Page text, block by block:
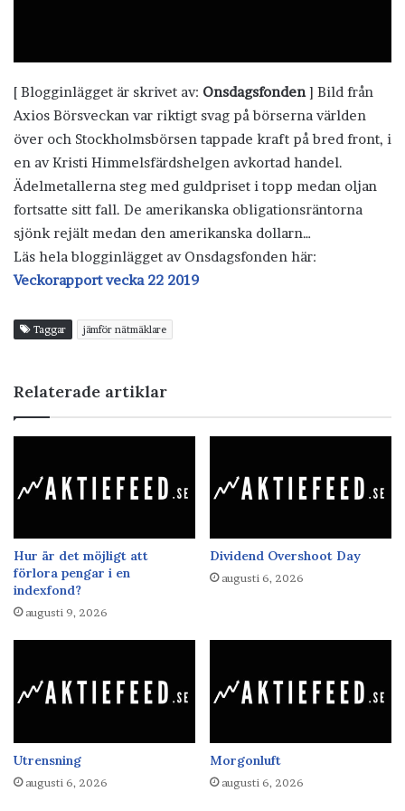
[ Blogginlägget är skrivet av: Onsdagsfonden] Bild från
Axios Börsveckan var riktigt svag på börserna världen
över och Stockholmsbörsen tappade kraft på bred front, i
en av Kristi Himmelsfärdshelgen avkortad handel.
Ädelmetallerna steg med guldpriset i topp medan oljan
fortsatte sitt fall. De amerikanska obligationsräntorna
sjönk rejält medan den amerikanska dollarn…
Läs hela blogginlägget av Onsdagsfonden här:
Veckorapport vecka 22 2019
Taggar jämför nätmäklare
Relaterade artiklar
Hur är det möjligt att
förlora pengar i en
indexfond?
augusti 9, 2026
Dividend Overshoot Day
augusti 6, 2026
Utrensning
augusti 6, 2026
Morgonluft
augusti 6, 2026